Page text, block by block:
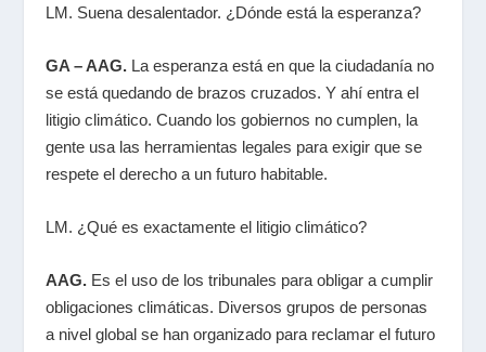
LM. Suena desalentador. ¿Dónde está la esperanza?
GA – AAG. La esperanza está en que la ciudadanía no
se está quedando de brazos cruzados. Y ahí entra el
litigio climático. Cuando los gobiernos no cumplen, la
gente usa las herramientas legales para exigir que se
respete el derecho a un futuro habitable.
LM. ¿Qué es exactamente el litigio climático?
AAG. Es el uso de los tribunales para obligar a cumplir
obligaciones climáticas. Diversos grupos de personas
a nivel global se han organizado para reclamar el futuro